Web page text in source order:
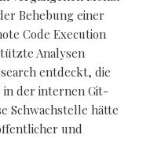
Behebung einer
Code Execution
Analysen
entdeckt, die
in der internen Git-
Schwachstelle hätte
und